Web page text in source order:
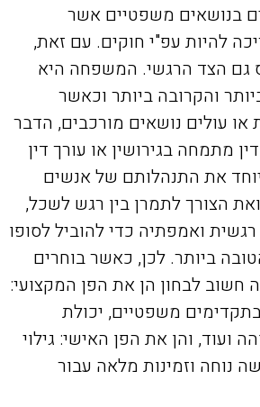
בנושאים משפטיים אשר
להיות עפ"י חוקים. עם זאת,
גם הצד הרגשי. המשפחה היא
והקרובה ביותר וכאשר
או עולים נושאים מורכבים, הדבר
מתמחה בגירושין או עורך דין
את התנהלותם של אנשים
הצורך לתמרן בין רגש לשכל,
רגשית ואמפתיה כדי להוביל לסופו
ביותר. לכן, כאשר בוחרים
חשוב לבחון הן את הפן המקצועי:
משפטיים, יכולת
ועוד, והן את הפן האישי: גילוי
נוחה וזמינות מלאה עבור